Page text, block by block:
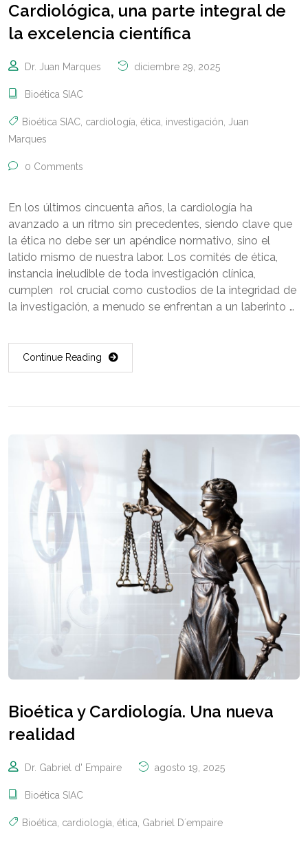
Cardiológica, una parte integral de
la excelencia científica
Dr. Juan Marques diciembre 29, 2025
Bioética SIAC
Bioética SIAC, cardiología, ética, investigación, Juan
Marques
0 Comments
En los últimos cincuenta años, la cardiología ha
avanzado a un ritmo sin precedentes, siendo clave que
la ética no debe ser un apéndice normativo, sino el
latido mismo de nuestra labor. Los comités de ética,
instancia ineludible de toda investigación clínica,
cumplen rol crucial como custodios de la integridad de
la investigación, a menudo se enfrentan a un laberinto …
Continue Reading
Bioética y Cardiología. Una nueva
realidad
Dr. Gabriel d' Empaire agosto 19, 2025
Bioética SIAC
Bioética cardiología ética Gabriel D´empaire